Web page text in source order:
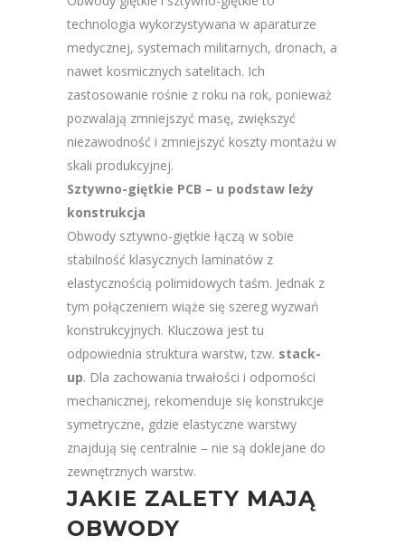
technologia wykorzystywana w aparaturze
medycznej, systemach militarnych, dronach, a
nawet kosmicznych satelitach. Ich
zastosowanie rośnie z roku na rok, ponieważ
pozwalają zmniejszyć masę, zwiększyć
niezawodność i zmniejszyć koszty montażu w
skali produkcyjnej.
Sztywno-giętkie PCB – u podstaw leży
konstrukcja
Obwody sztywno-giętkie łączą w sobie
stabilność klasycznych laminatów z
elastycznością polimidowych taśm. Jednak z
tym połączeniem wiąże się szereg wyzwań
konstrukcyjnych. Kluczowa jest tu
odpowiednia struktura warstw, tzw. stack-
up. Dla zachowania trwałości i odporności
mechanicznej, rekomenduje się konstrukcje
symetryczne, gdzie elastyczne warstwy
znajdują się centralnie – nie są doklejane do
zewnętrznych warstw.
JAKIE ZALETY MAJĄ
OBWODY